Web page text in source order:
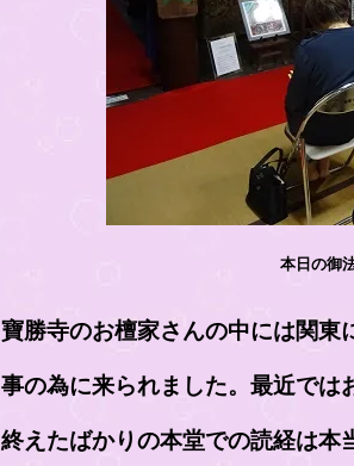
本日の御
寶勝寺のお檀家さんの中には関東
事の為に来られました。最近では
終えたばかりの本堂での読経は本